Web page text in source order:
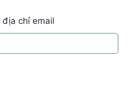
địa chỉ email